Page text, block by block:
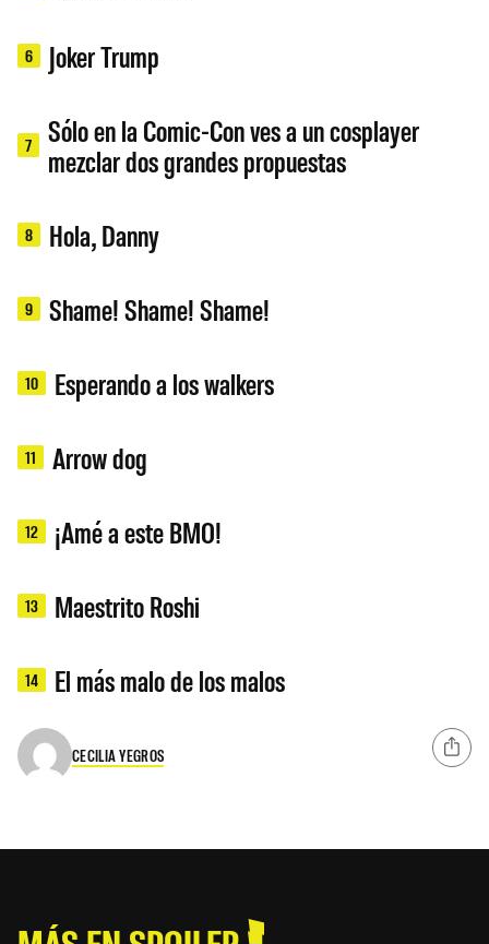
6 Joker Trump
7
Sólo en la Comic-Con ves a un cosplayer
mezclar dos grandes propuestas
8 Hola, Danny
9 Shame! Shame! Shame!
10 Esperando a los walkers
11 Arrow dog
12 ¡Amé a este BMO!
13 Maestrito Roshi
14 El más malo de los malos
CECILIA YEGROS